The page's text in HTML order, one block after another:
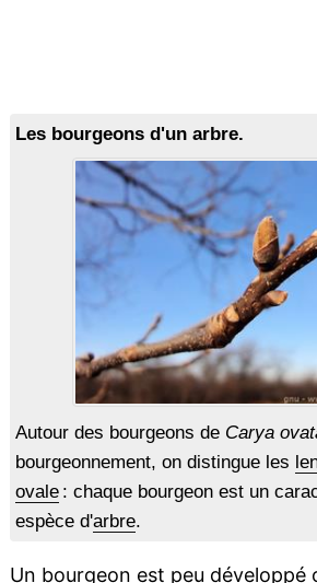
Les bourgeons d'un arbre.
Autour des bourgeons de Carya
bourgeonnement, on distingue les
ovale: chaque bourgeon est un
espèce d'arbre.
Un bourgeon est peu développé